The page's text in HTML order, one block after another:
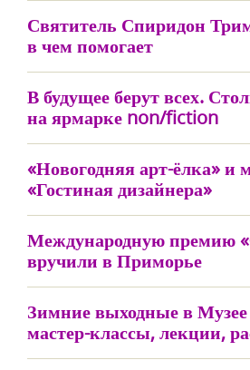
Святитель Спиридон
в чем помогает
В будущее берут всех.
на ярмарке non/fiction
«Новогодняя арт-ёлка» и
«Гостиная дизайнера»
Международную премию
вручили в Приморье
Зимние выходные в Музее
мастер-классы, лекции,